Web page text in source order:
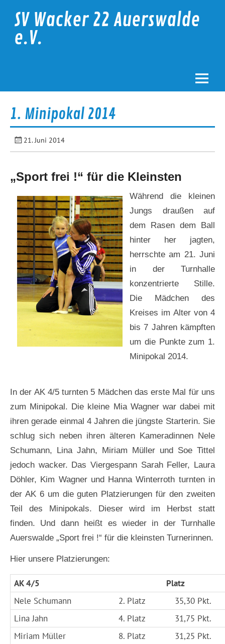
contentSV Wacker 22 Auerswalde
e.V.
1. Minipokal 2014
21. Juni 2014
„Sport frei !“ für die Kleinsten
Während die kleinen
Jungs draußen auf
dem Rasen dem Ball
hinter her jagten,
herrschte am 21. Juni
in der Turnhalle
konzentrierte Stille.
Die Mädchen des
Kreises im Alter von 4
bis 7 Jahren kämpften
um die Punkte zum 1.
Minipokal 2014.
In der AK 4/5 turnten 5 Mädchen das erste Mal für uns
zum Minipokal. Die kleine Mia Wagner war dabei mit
ihren gerade einmal 4 Jahren die jüngste Starterin. Sie
schlug sich neben ihren älteren Kameradinnen Nele
Schumann, Lina Jahn, Miriam Müller und Soe Tittel
jedoch wacker. Das Viergespann Sarah Feller, Laura
Döhler, Kim Wagner und Hanna Winterroth turnten in
der AK 6 um die guten Platzierungen für den zweiten
Teil des Minipokals. Dieser wird im Herbst statt
finden. Und dann heißt es wieder in der Turnhalle
Auerswalde „Sport frei !“ für die kleinsten Turnerinnen.
Hier unsere Platzierungen:
AK 4/5
Platz
Nele Schumann
2. Platz
35,30 Pkt.
Lina Jahn
4. Platz
31,75 Pkt.
Miriam Müller
8. Platz
31,25 Pkt.